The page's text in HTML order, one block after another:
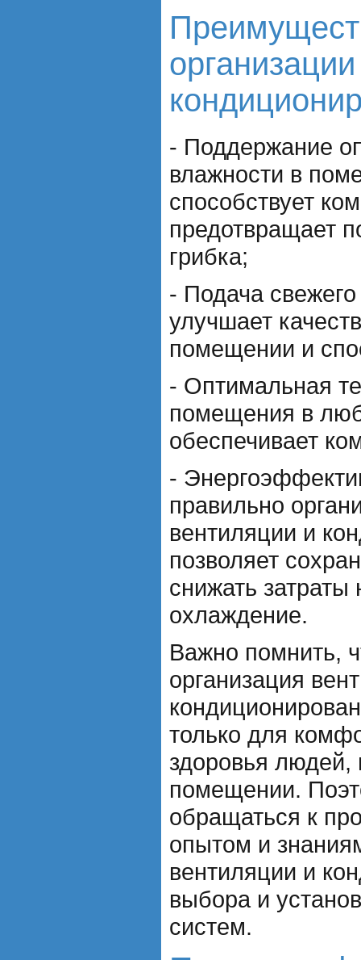
- Поддержание
влажности в
способствует
предотвращает
грибка;
- Подача свежего
улучшает
помещении и
- Оптимальная
помещения в
обеспечивает
-
правильно
вентиляции и
позволяет
снижать затраты
охлаждение.
Важно помнить,
организация
только для
здоровья
помещении.
обращаться к
опытом и
вентиляции и
выбора и
систем.